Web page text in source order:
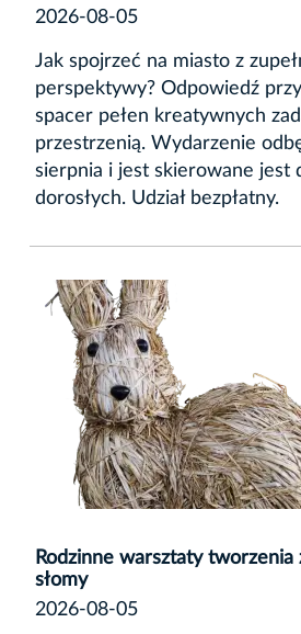
2026-08-05
Jak spojrzeć na miasto z
perspektywy? Odpowiedź
spacer pełen kreatywnych
przestrzenią. Wydarzenie
sierpnia i jest skierowane jest
dorosłych. Udział bezpłatny.
Rodzinne warsztaty tworzenia
słomy
2026-08-05